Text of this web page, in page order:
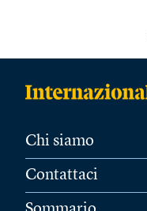
Chi siamo
Contattaci